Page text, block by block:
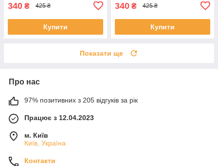
340 ₴ 425 ₴
Купити
340 ₴ 425 ₴
Купити
Показати ще
Про нас
97% позитивних з 205 відгуків за рік
Працює з 12.04.2023
м. Київ
Київ, Україна
Контакти